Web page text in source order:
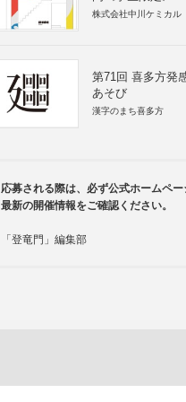
株式会社中川ケミカル
第71回 喜多方発
あそび
漢字のまち喜多方
応募される際は、必ず公式ホームペー
最新の開催情報をご確認ください。
「登竜門」編集部